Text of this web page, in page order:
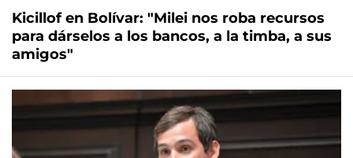
Kicillof en Bolívar: "Milei nos roba recursos
para dárselos a los bancos, a la timba, a sus
amigos"